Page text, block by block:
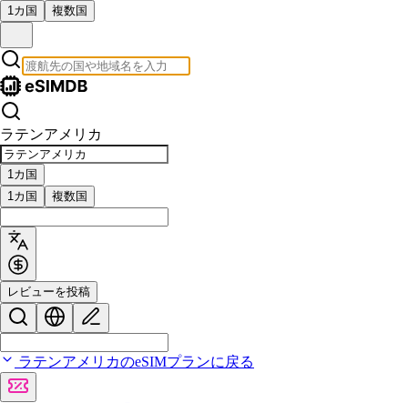
1カ国 複数国
ラテンアメリカ
1カ国
1カ国
複数国
レビューを投稿
ラテンアメリカのeSIMプランに戻る